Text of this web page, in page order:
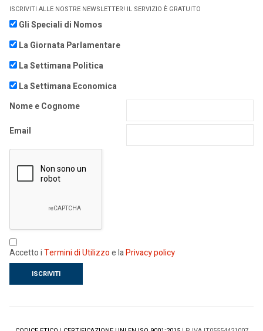
ISCRIVITI ALLE NOSTRE NEWSLETTER! IL SERVIZIO È GRATUITO
Gli Speciali di Nomos
La Giornata Parlamentare
La Settimana Politica
La Settimana Economica
Nome e Cognome
Email
Accetto iTermini di Utilizzoe laPrivacy policy